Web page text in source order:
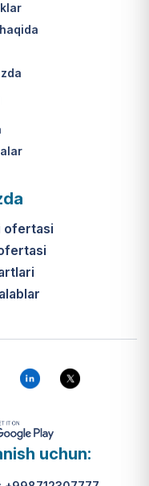
ofertasi
uchun: